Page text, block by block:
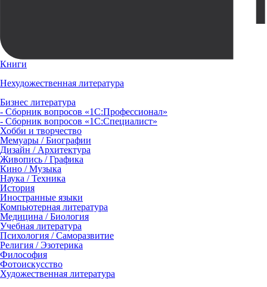
Книги
Нехудожественная литература
Бизнес литература
- Сборник вопросов «1С:Профессионал»
- Сборник вопросов «1С:Специалист»
Хобби и творчество
Мемуары / Биографии
Дизайн / Архитектура
Живопись / Графика
Кино / Музыка
Наука / Техника
История
Иностранные языки
Компьютерная литература
Медицина / Биология
Учебная литература
Психология / Саморазвитие
Религия / Эзотерика
Философия
Фотоискусство
Художественная литература